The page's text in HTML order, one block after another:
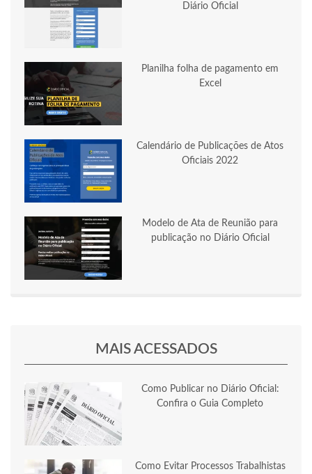
Diário Oficial
Planilha folha de pagamento em
Excel
Calendário de Publicações de Atos
Oficiais 2022
Modelo de Ata de Reunião para
publicação no Diário Oficial
MAIS ACESSADOS
Como Publicar no Diário Oficial:
Confira o Guia Completo
Como Evitar Processos Trabalhistas